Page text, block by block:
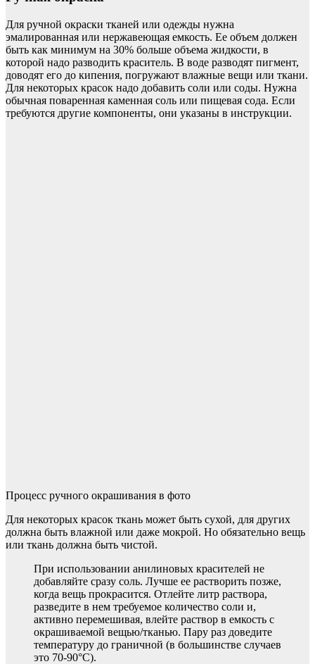
Для ручной окраски тканей или одежды нужна
эмалированная или нержавеющая емкость. Ее объем должен
быть как минимум на 30% больше объема жидкости, в
которой надо разводить краситель. В воде разводят пигмент,
доводят его до кипения, погружают влажные вещи или ткани.
Для некоторых красок надо добавить соли или соды. Нужна
обычная поваренная каменная соль или пищевая сода. Если
требуются другие компоненты, они указаны в инструкции.
Процесс ручного окрашивания в фото
Для некоторых красок ткань может быть сухой, для других
должна быть влажной или даже мокрой. Но обязательно вещь
или ткань должна быть чистой.
При использовании анилиновых красителей не
добавляйте сразу соль. Лучше ее растворить позже,
когда вещь прокрасится. Отлейте литр раствора,
разведите в нем требуемое количество соли и,
активно перемешивая, влейте раствор в емкость с
окрашиваемой вещью/тканью. Пару раз доведите
температуру до граничной (в большинстве случаев
это 70-90°C).